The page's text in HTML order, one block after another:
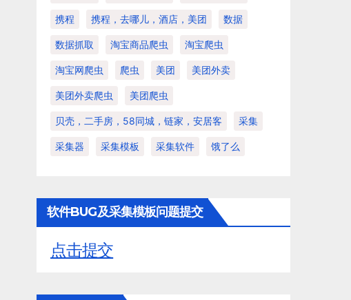
携程 携程，去哪儿，酒店，美团 数据
数据抓取 淘宝商品爬虫 淘宝爬虫
淘宝网爬虫 爬虫 美团 美团外卖
美团外卖爬虫 美团爬虫
贝壳，二手房，58同城，链家，安居客 采集
采集器 采集模板 采集软件 饿了么
软件BUG及采集模板问题提交
点击提交